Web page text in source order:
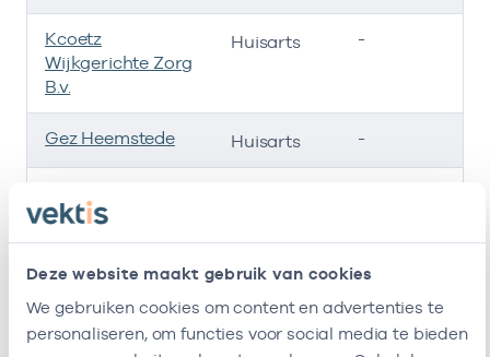
Deze website maakt gebruik van cookies
We gebruiken cookies om content en advertenties te
personaliseren, om functies voor social media te bieden
Ik ben werkzaam bij de volgende vestigingen
Kcoetz
Wijkgerichte Zorg
B.v.
Huisarts -
Gez Heemstede Huisarts -
Cooperatie Zuid
Kennemerland
(Hczk)